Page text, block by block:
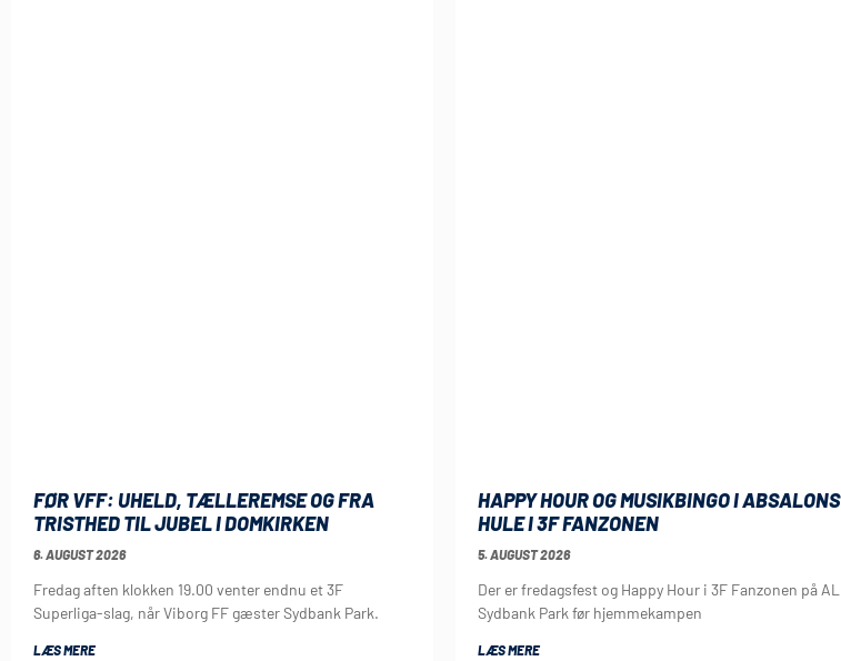
FØR VFF: UHELD, TÆLLEREMSE OG FRA
TRISTHED TIL JUBEL I DOMKIRKEN
6. AUGUST 2026
Fredag aften klokken 19.00 venter endnu et 3F
Superliga-slag, når Viborg FF gæster Sydbank Park.
LÆS MERE
HAPPY HOUR OG MUSIKBINGO I ABSALONS
HULE I 3F FANZONEN
5. AUGUST 2026
Der er fredagsfest og Happy Hour i 3F Fanzonen på AL
Sydbank Park før hjemmekampen
LÆS MERE